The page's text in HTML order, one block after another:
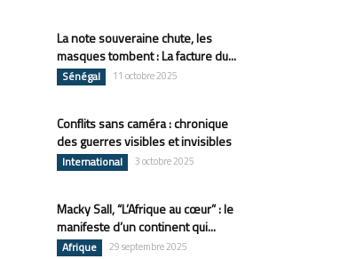
La note souveraine chute, les
masques tombent : La facture du...
Sénégal 11 octobre 2025
Conflits sans caméra : chronique
des guerres visibles et invisibles
International 3 octobre 2025
Macky Sall, “L’Afrique au cœur” : le
manifeste d’un continent qui...
Afrique 29 septembre 2025